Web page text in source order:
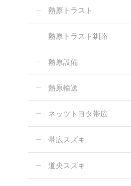
熱原トラスト
熱原トラスト釧路
熱原設備
熱原輸送
ネッツトヨタ帯広
帯広スズキ
道央スズキ